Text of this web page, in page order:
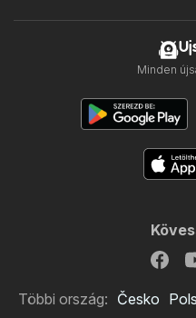
Minden
Többi ország: Česko